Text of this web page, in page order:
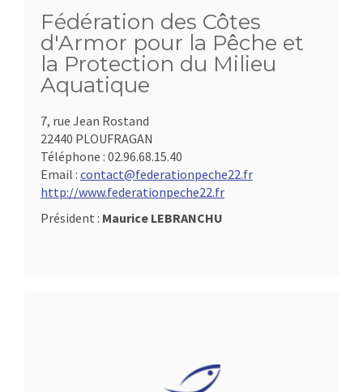
Fédération des Côtes
d'Armor pour la Pêche et
la Protection du Milieu
Aquatique
7, rue Jean Rostand
22440 PLOUFRAGAN
Téléphone : 02.96.68.15.40
Email : contact@federationpeche22.fr
http://www.federationpeche22.fr
Président : Maurice LEBRANCHU